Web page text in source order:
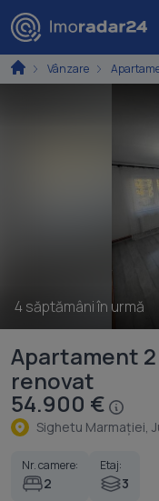
Vânzare
4 săptămâni în urmă
Apartament
renovat
54.900 €
Sighetu Marmaţiei,
Nr. camere:
2
Etaj:
3